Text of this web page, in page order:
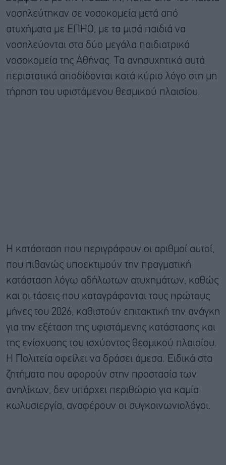
νοσηλεύτηκαν σε νοσοκομεία μετά από
ατυχήματα με ΕΠΗΟ, με τα μισά παιδιά να
νοσηλεύονται στα δύο μεγάλα παιδιατρικά
νοσοκομεία της Αθήνας. Τα ανησυχητικά αυτά
περιστατικά αποδίδονται κατά κύριο λόγο στη μη
τήρηση του υφιστάμενου θεσμικού πλαισίου.
Η κατάσταση που περιγράφουν οι αριθμοί αυτοί,
που πιθανώς υποεκτιμούν την πραγματική
κατάσταση λόγω αδήλωτων ατυχημάτων, καθώς
και οι τάσεις που καταγράφονται τους πρώτους
μήνες του 2026, καθιστούν επιτακτική την ανάγκη
για την εξέταση της υφιστάμενης κατάστασης και
της ενίσχυσης του ισχύοντος θεσμικού πλαισίου.
Η Πολιτεία οφείλει να δράσει άμεσα. Ειδικά στα
ζητήματα που αφορούν στην προστασία των
ανηλίκων, δεν υπάρχει περιθώριο για καμία
κωλυσιεργία, αναφέρουν οι συγκοινωνιολόγοι.